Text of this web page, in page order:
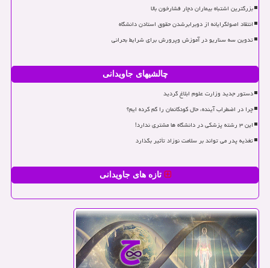
بزرگترین اشتباه بیماران دچار فشارخون بالا
انتقاد اصولگرایانه از دوبرابرشدن حقوق استادن دانشگاه
تدوین سه سناریو در آموزش وپرورش برای شرایط بحرانی
چالشیهای جاویدانی
دستور جدید وزارت علوم ابلاغ گردید
چرا در اضطراب آینده، حال کودکانمان را گم کرده ایم؟
این ۳ رشته پزشکی در دانشگاه ها مشتری ندارد!
تغذیه پدر می تواند بر سلامت نوزاد تأثیر بگذارد
تازه های جاویدانی